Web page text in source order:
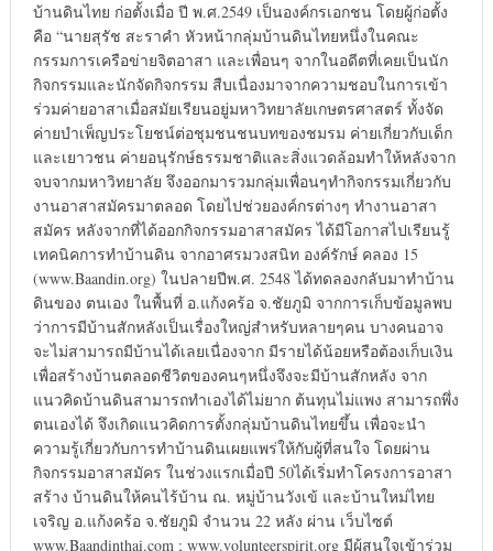
บ้านดินไทย ก่อตั้งเมื่อ ปี พ.ศ.2549 เป็นองค์กรเอกชน โดยผู้ก่อตั้ง
คือ “นายสุรัช สะราคำ หัวหน้ากลุ่มบ้านดินไทยหนึ่งในคณะ
กรรมการเครือข่ายจิตอาสา และเพื่อนๆ จากในอดีตที่เคยเป็นนัก
กิจกรรมและนักจัดกิจกรรม สืบเนื่องมาจากความชอบในการเข้า
ร่วมค่ายอาสาเมื่อสมัยเรียนอยู่มหาวิทยาลัยเกษตรศาสตร์ ทั้งจัด
ค่ายบำเพ็ญประโยชน์ต่อชุมชนชนบทของชมรม ค่ายเกี่ยวกับเด็ก
และเยาวชน ค่ายอนุรักษ์ธรรมชาติและสิ่งแวดล้อมทำให้หลังจาก
จบจากมหาวิทยาลัย จึงออกมารวมกลุ่มเพื่อนๆทำกิจกรรมเกี่ยวกับ
งานอาสาสมัครมาตลอด โดยไปช่วยองค์กรต่างๆ ทำงานอาสา
สมัคร หลังจากที่ได้ออกกิจกรรมอาสาสมัคร ได้มีโอกาสไปเรียนรู้
เทคนิคการทำบ้านดิน จากอาศรมวงสนิท องค์รักษ์ คลอง 15
(www.Baandin.org) ในปลายปีพ.ศ. 2548 ได้ทดลองกลับมาทำบ้าน
ดินของ ตนเอง ในพื้นที่ อ.แก้งคร้อ จ.ชัยภูมิ จากการเก็บข้อมูลพบ
ว่าการมีบ้านสักหลังเป็นเรื่องใหญ่สำหรับหลายๆคน บางคนอาจ
จะไม่สามารถมีบ้านได้เลยเนื่องจาก มีรายได้น้อยหรือต้องเก็บเงิน
เพื่อสร้างบ้านตลอดชีวิตของคนๆหนึ่งจึงจะมีบ้านสักหลัง จาก
แนวคิดบ้านดินสามารถทำเองได้ไม่ยาก ต้นทุนไม่แพง สามารถพึ่ง
ตนเองได้ จึงเกิดแนวคิดการตั้งกลุ่มบ้านดินไทยขึ้น เพื่อจะนำ
ความรู้เกี่ยวกับการทำบ้านดินเผยแพร่ให้กับผู้ที่สนใจ โดยผ่าน
กิจกรรมอาสาสมัคร ในช่วงแรกเมื่อปี 50ได้เริ่มทำโครงการอาสา
สร้าง บ้านดินให้คนไร้บ้าน ณ. หมู่บ้านวังเข้ และบ้านใหม่ไทย
เจริญ อ.แก้งคร้อ จ.ชัยภูมิ จำนวน 22 หลัง ผ่าน เว็บไซต์
www.Baandinthai.com ; www.volunteerspirit.org มีผู้สนใจเข้าร่วม